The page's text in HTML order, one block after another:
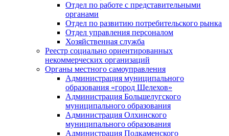
Отдел по работе с представительными
органами
Отдел по развитию потребительского рынка
Отдел управления персоналом
Хозяйственная служба
Реестр социально ориентированных
некоммерческих организаций
Органы местного самоуправления
Администрация муниципального
образования «город Шелехов»
Администрация Большелугского
муниципального образования
Администрация Олхинского
муниципального образования
Администрация Подкаменского